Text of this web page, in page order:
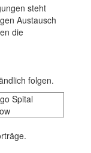
steht
Austausch
die
folgen.